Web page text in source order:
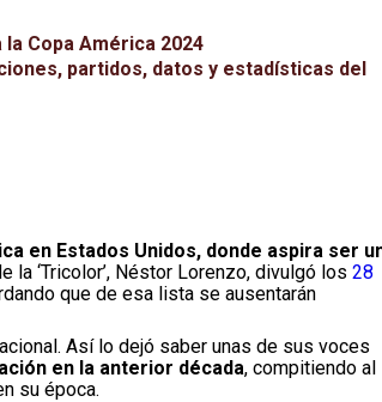
Copa América 2024
partidos, datos y estadísticas del
en Estados Unidos, donde aspira ser
la ‘Tricolor’, Néstor Lorenzo, divulgó los 28
que de esa lista se ausentarán
Así lo dejó saber unas de sus voces
en la anterior década, compitiendo al
su época.